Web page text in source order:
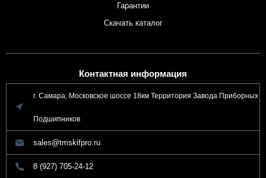
Гарантии
Скачать каталог
Контактная информация
г. Самара, Московское шоссе 18км Территория Завода Приборных
Подшипников
sales@tmskifpro.ru
8 (927) 705-24-12